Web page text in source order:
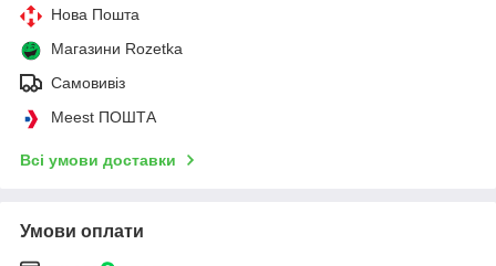
Нова Пошта
Магазини Rozetka
Самовивіз
Meest ПОШТА
Всі умови доставки
Умови оплати